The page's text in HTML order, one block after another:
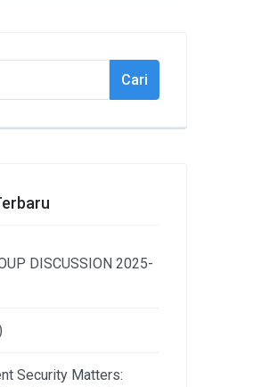
Cari
DISCUSSION 2025-
Security Matters: